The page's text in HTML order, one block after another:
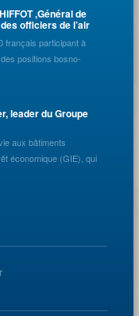
,Général de
officiers de l’air
français participant à
positions bosno-
leader du Groupe
aux bâtiments
économique (GIE), qui